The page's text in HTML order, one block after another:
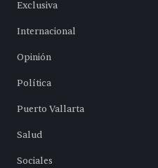
Exclusiva
Internacional
Opinión
Política
Puerto Vallarta
Salud
Sociales